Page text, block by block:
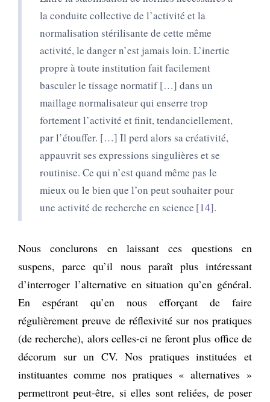
la conduite collective de l’activité et la
normalisation stérilisante de cette même
activité, le danger n’est jamais loin. L’inertie
propre à toute institution fait facilement
basculer le tissage normatif […] dans un
maillage normalisateur qui enserre trop
fortement l’activité et finit, tendanciellement,
par l’étouffer. […] Il perd alors sa créativité,
appauvrit ses expressions singulières et se
routinise. Ce qui n’est quand même pas le
mieux ou le bien que l’on peut souhaiter pour
une activité de recherche en science 14 .
Nous conclurons en laissant ces questions en
suspens, parce qu’il nous paraît plus intéressant
d’interroger l’alternative en situation qu’en général.
En espérant qu’en nous efforçant de faire
régulièrement preuve de réflexivité sur nos pratiques
(de recherche), alors celles-ci ne feront plus office de
décorum sur un CV. Nos pratiques instituées et
instituantes comme nos pratiques « alternatives »
permettront peut-être, si elles sont reliées, de poser